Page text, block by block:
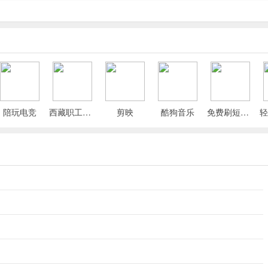
陪玩电竞 西藏职工App 剪映 酷狗音乐 免费刷短剧漫剧